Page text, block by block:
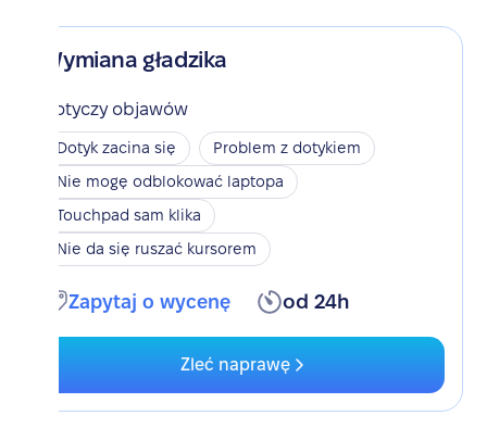
Wymiana gładzika
Dotyczy objawów
Dotyk zacina się
Problem z dotykiem
Nie mogę odblokować laptopa
Touchpad sam klika
Nie da się ruszać kursorem
Zapytaj o wycenę od 24h
Zleć naprawę